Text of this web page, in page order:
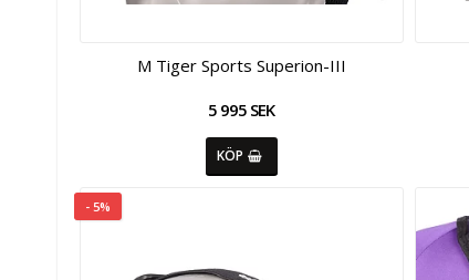
M Tiger Sports Superion-III
5 995 SEK
KÖP
- 5%